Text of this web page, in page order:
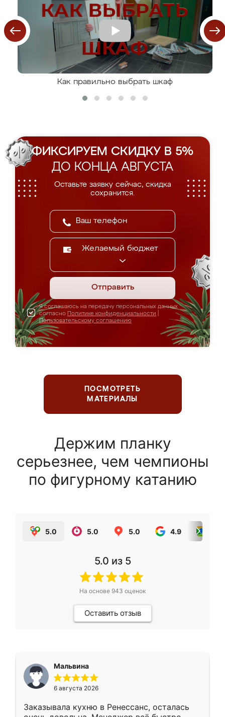
Как правильно выбрать шкаф
ФИКСИРУЕМ СКИДКУ В 5%
ДО КОНЦА АВГУСТА
Оставьте заявку сейчас, скидка
сохранится.
Желаемый бюджет
Отправить
Я соглашаюсь на передачу персональных данных
согласно Политике конфиденциальности
Пользовательскому соглашению
ПОСМОТРЕТЬ
МАТЕРИАЛЫ
Держим планку
серьезнее, чем чемпионы
по фигурному катанию
5.0 5.0 5.0 4.9
5.0 из 5
На основе 943 оценок
Оставить отзыв
Мальвина
6 августа 2026
Заказывала кухню в Ренессанс, осталась